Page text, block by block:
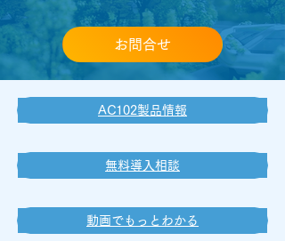
お問合せ
AC102製品情報
無料導入相談
動画でもっとわかる